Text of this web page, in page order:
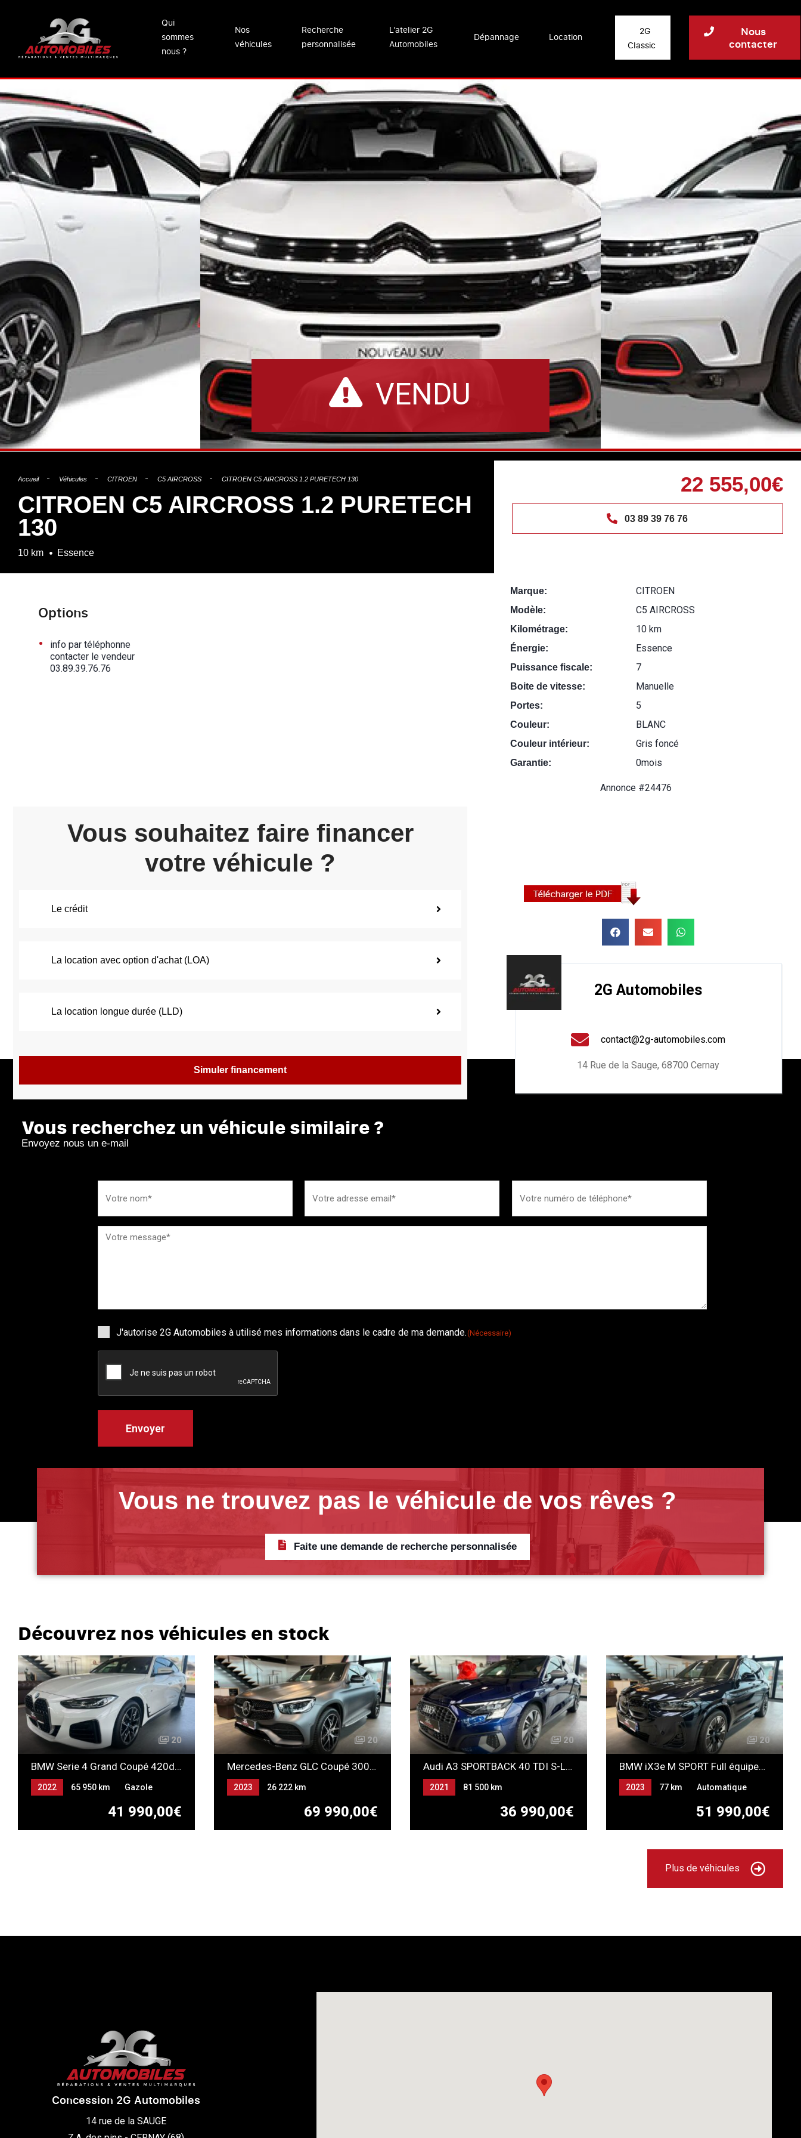
Qui
sommes
nous ?
Nos
véhicules
Recherche
personnalisée
L’atelier 2G
Automobiles
Dépannage Location
2G
Classic
Nous
contacter
VENDU
Accueil Véhicules CITROEN C5 AIRCROSS CITROEN C5 AIRCROSS 1.2 PURETECH 130
CITROEN C5 AIRCROSS 1.2 PURETECH
130
10 km Essence
22 555,00€
03 89 39 76 76
Options
•
info par téléphonne
contacter le vendeur
03.89.39.76.76
Marque: CITROEN
Modèle: C5 AIRCROSS
Kilométrage: 10 km
Énergie: Essence
Puissance fiscale: 7
Boite de vitesse: Manuelle
Portes: 5
Couleur: BLANC
Couleur intérieur: Gris foncé
Garantie: 0mois
Annonce #24476
Vous souhaitez faire financer
votre véhicule ?
Le crédit
La location avec option d'achat (LOA)
La location longue durée (LLD)
Simuler financement
2G Automobiles
contact@2g-automobiles.com
14 Rue de la Sauge, 68700 Cernay
Vous recherchez un véhicule similaire ?
Envoyez nous un e-mail
J'autorise 2G Automobiles à utilisé mes informations dans le cadre de ma demande.(Nécessaire)
Vous ne trouvez pas le véhicule de vos rêves ?
Faite une demande de recherche personnalisée
Découvrez nos véhicules en stock
20
BMW Serie 4 Grand Coupé 420dA xDrive 190 Business Design
41 990,00€
2022 65 950 km Gazole
20
Mercedes-Benz GLC Coupé 300DE Rechargeable AMG LINE
69 990,00€
2023
26 222 km
GAZOLE-ELECTRICITE (HYBRIDE
20
Audi A3 SPORTBACK 40 TDI S-LINE S-TRONIC QUATTRO
36 990,00€
2021
81 500 km
20
BMW iX3e M SPORT Full équipements *NEUF*
51 990,00€
2023 77 km
Automatique
Plus de véhicules
Concession 2G Automobiles
14 rue de la SAUGE